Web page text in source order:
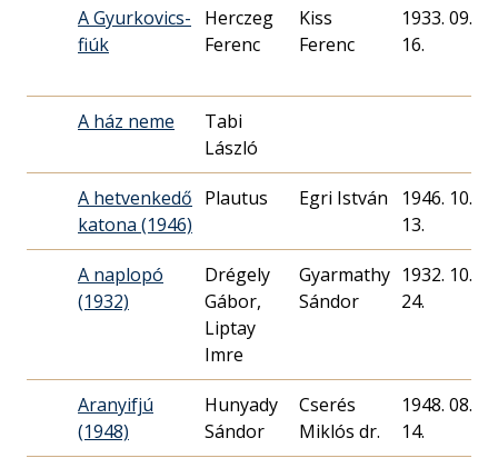
A Gyurkovics-
fiúk
Herczeg
Ferenc
Kiss
Ferenc
1933. 09.
16.
A ház neme
Tabi
László
A hetvenkedő
katona (1946)
Plautus Egri István
1946. 10.
13.
A naplopó
(1932)
Drégely
Gábor,
Liptay
Imre
Gyarmathy
Sándor
1932. 10.
24.
Aranyifjú
(1948)
Hunyady
Sándor
Cserés
Miklós dr.
1948. 08.
14.